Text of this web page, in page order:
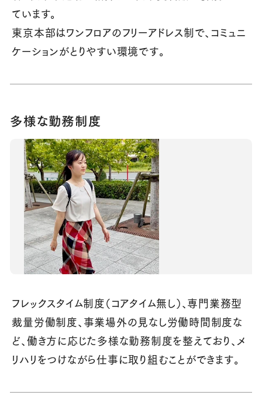
ています。
東京本部はワンフロアのフリーアドレス制で、コミュニ
ケーションがとりやすい環境です。
多様な勤務制度
フレックスタイム制度（コアタイム無し）、専門業務型
裁量労働制度、事業場外の見なし労働時間制度な
ど、働き方に応じた多様な勤務制度を整えており、メ
リハリをつけながら仕事に取り組むことができます。